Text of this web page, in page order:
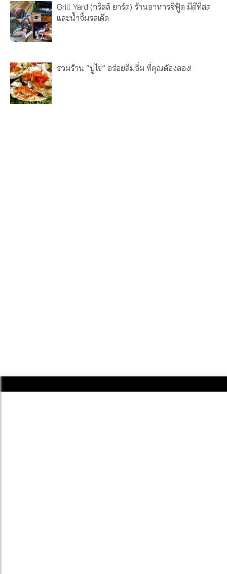
Grill Yard (กริลล์ ยาร์ด) ร้านอาหารซีฟู้ด มีดีที่สด
และน้ำจิ้มรสเด็ด
รวมร้าน “ปูไข่” อร่อยลืมอิ่ม ที่คุณต้องลอง!